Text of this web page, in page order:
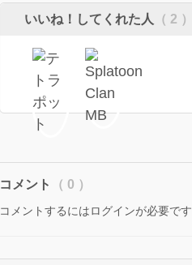
いいね！してくれた人 （ 2 ）
コメント （ 0 ）
コメントするにはログインが必要です